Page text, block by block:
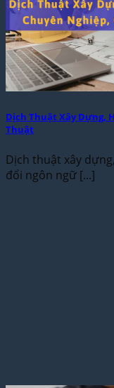
Dịch Thuật Xây Dựng,
Thuật
Dịch thuật xây
đổi ngôn ngữ [...]